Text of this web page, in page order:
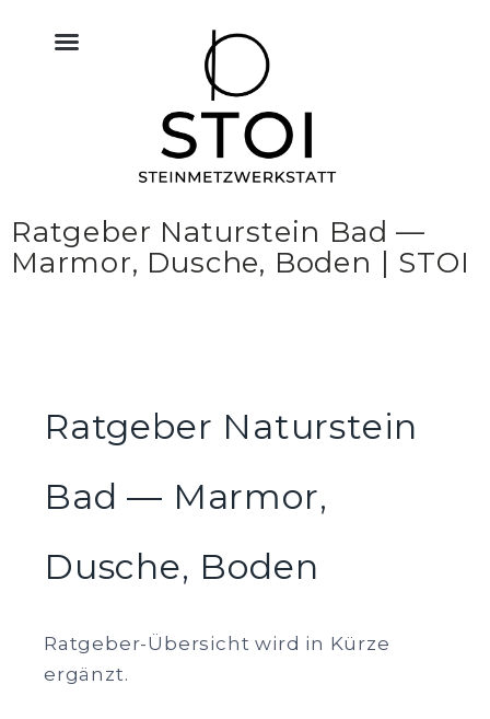
Ratgeber Naturstein Bad —
Marmor, Dusche, Boden | STOI
Ratgeber Naturstein
Bad — Marmor,
Dusche, Boden
Ratgeber-Übersicht wird in Kürze
ergänzt.